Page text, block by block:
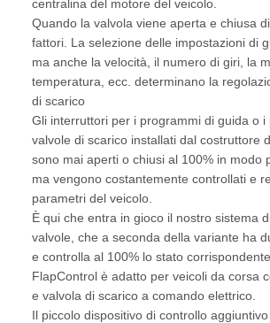
centralina del motore del veicolo.
Quando la valvola viene aperta e chiusa
fattori. La selezione delle impostazioni di
ma anche la velocità, il numero di giri, la
temperatura, ecc. determinano la
di scarico
Gli interruttori per i programmi di guida o i
valvole di scarico installati dal costruttore
sono mai aperti o chiusi al 100% in modo
ma vengono costantemente controllati e
parametri del veicolo.
È qui che entra in gioco il nostro sistema
valvole, che a seconda della variante ha
e controlla al 100% lo stato corrispondente.
FlapControl è adatto per veicoli da corsa
e valvola di scarico a comando elettrico.
Il piccolo dispositivo di controllo